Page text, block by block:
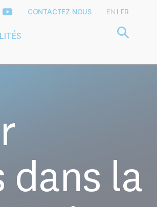
CONTACTEZ NOUS EN FR
dans la